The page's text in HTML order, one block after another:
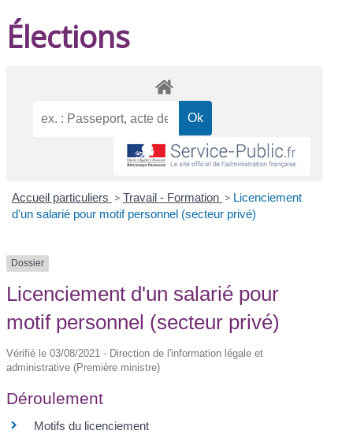
Élections
Accueil particuliers > Travail - Formation > Licenciement
d'un salarié pour motif personnel (secteur privé)
Dossier
Licenciement d'un salarié pour
motif personnel (secteur privé)
Vérifié le 03/08/2021 - Direction de l'information légale et
administrative (Première ministre)
Déroulement
Motifs du licenciement